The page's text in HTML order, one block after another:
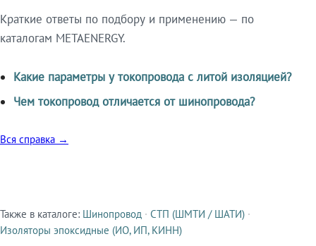
Краткие ответы по подбору и применению — по
каталогам METAENERGY.
Какие параметры у токопровода с литой изоляцией?
Чем токопровод отличается от шинопровода?
Вся справка →
Смежные продукты
Также в каталоге: Шинопровод · СТП (ШМТИ / ШАТИ) ·
Изоляторы эпоксидные (ИО, ИП, КИНН)